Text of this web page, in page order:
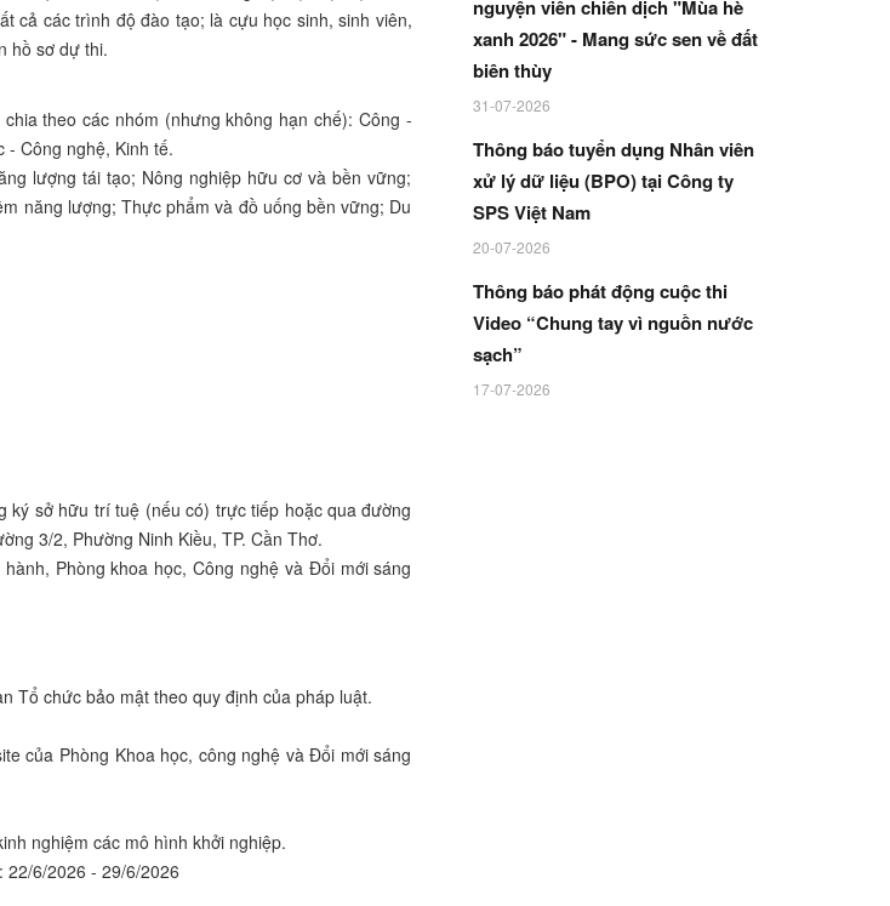
cả các trình độ đào tạo; là cựu học sinh, sinh viên,
hồ sơ dự thi.
theo các nhóm (nhưng không hạn chế): Công -
- Công nghệ, Kinh tế.
lượng tái tạo; Nông nghiệp hữu cơ và bền vững;
năng lượng; Thực phẩm và đồ uống bền vững; Du
ký sở hữu trí tuệ (nếu có) trực tiếp hoặc qua đường
3/2, Phường Ninh Kiều, TP. Cần Thơ.
Phòng khoa học, Công nghệ và Đổi mới sáng
Tổ chức bảo mật theo quy định của pháp luật.
của Phòng Khoa học, công nghệ và Đổi mới sáng
nghiệm các mô hình khởi nghiệp.
6/2026 - 29/6/2026
nguyện viên chiến dịch "Mùa hè
xanh 2026" - Mang sức sen về đất
biên thùy
31-07-2026
Thông báo tuyển dụng Nhân viên
xử lý dữ liệu (BPO) tại Công ty
SPS Việt Nam
20-07-2026
Thông báo phát động cuộc thi
Video “Chung tay vì nguồn nước
sạch”
17-07-2026